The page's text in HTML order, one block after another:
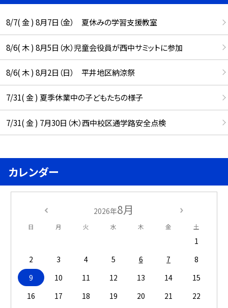
8/7( 金 ) 8月7日（金） 夏休みの学習支援教室
8/6( 木 ) 8月5日（水）児童会役員が西中サミットに参加
8/6( 木 ) 8月2日（日） 平井地区納涼祭
7/31( 金 ) 夏季休業中の子どもたちの様子
7/31( 金 ) 7月30日（木）西中校区通学路安全点検
カレンダー
2026年8月
日 月 火 水 木 金 土
1
2
3 4 5 6 7
8
9
10 11 12 13 14
15
16
17 18 19 20 21
22